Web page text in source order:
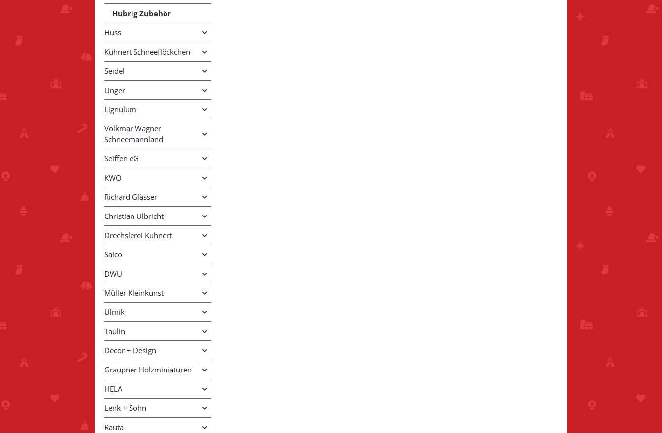
Hubrig Zubehör
Huss
Kuhnert Schneeflöckchen
Seidel
Unger
Lignulum
Volkmar Wagner
Schneemannland
Seiffen eG
KWO
Richard Glässer
Christian Ulbricht
Drechslerei Kuhnert
Saico
DWU
Müller Kleinkunst
Ulmik
Taulin
Decor + Design
Graupner Holzminiaturen
HELA
Lenk + Sohn
Rauta